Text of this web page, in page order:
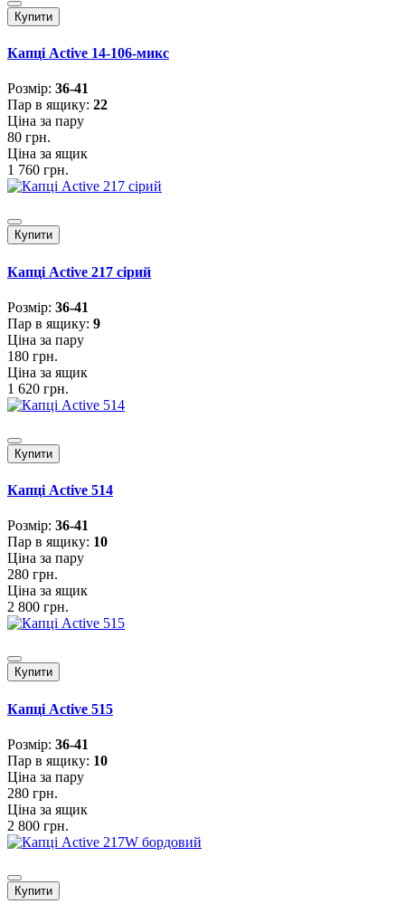
Купити
Капці Active 14-106-микс
Розмiр: 36-41
Пар в ящику: 22
Ціна за пару
80 грн.
Ціна за ящик
1 760 грн.
Купити
Капці Active 217 сірий
Розмiр: 36-41
Пар в ящику: 9
Ціна за пару
180 грн.
Ціна за ящик
1 620 грн.
Купити
Капці Active 514
Розмiр: 36-41
Пар в ящику: 10
Ціна за пару
280 грн.
Ціна за ящик
2 800 грн.
Купити
Капці Active 515
Розмiр: 36-41
Пар в ящику: 10
Ціна за пару
280 грн.
Ціна за ящик
2 800 грн.
Купити